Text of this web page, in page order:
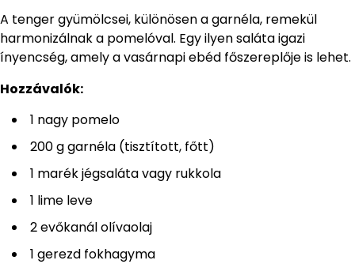
A tenger gyümölcsei, különösen a garnéla, remekül
harmonizálnak a pomelóval. Egy ilyen saláta igazi
ínyencség, amely a vasárnapi ebéd főszereplője is lehet.
Hozzávalók:
1 nagy pomelo
200 g garnéla (tisztított, főtt)
1 marék jégsaláta vagy rukkola
1 lime leve
2 evőkanál olívaolaj
1 gerezd fokhagyma